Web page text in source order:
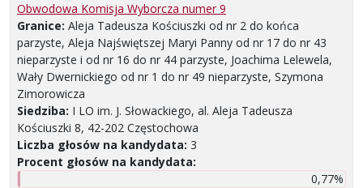
Obwodowa Komisja Wyborcza numer 9
Granice: Aleja Tadeusza Kościuszki od nr 2 do końca
parzyste, Aleja Najświętszej Maryi Panny od nr 17 do nr 43
nieparzyste i od nr 16 do nr 44 parzyste, Joachima Lelewela,
Wały Dwernickiego od nr 1 do nr 49 nieparzyste, Szymona
Zimorowicza
Siedziba: I LO im. J. Słowackiego, al. Aleja Tadeusza
Kościuszki 8, 42-202 Częstochowa
Liczba głosów na kandydata: 3
Procent głosów na kandydata:
0,77%